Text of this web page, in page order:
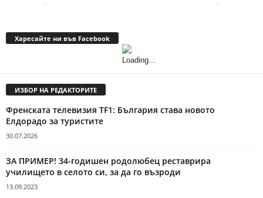
Харесайте ни във Facebook
ИЗБОР НА РЕДАКТОРИТЕ
Френската телевизия TF1: България става новото
Елдорадо за туристите
30.07.2026
ЗА ПРИМЕР! 34-годишен родолюбец реставрира
училището в селото си, за да го възроди
13.09.2023